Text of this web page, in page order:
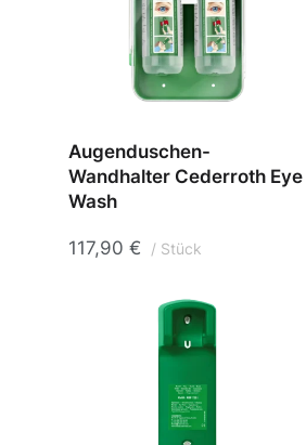
Augenduschen-
Wandhalter Cederroth Eye
Wash
117,90 € Stück